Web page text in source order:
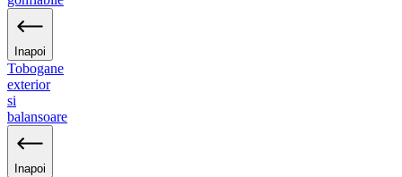
Inapoi
Tobogane
exterior
si
balansoare
Inapoi